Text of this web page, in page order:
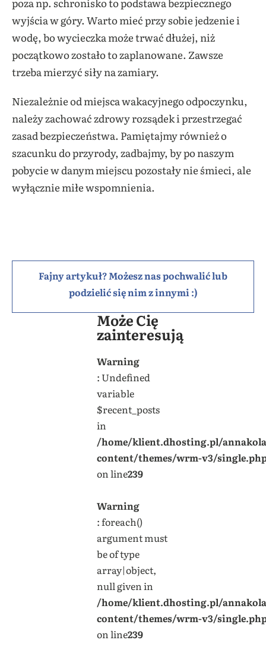
wyjścia w góry. Warto mieć przy sobie jedzenie i
wodę, bo wycieczka może trwać dłużej, niż
początkowo zostało to zaplanowane. Zawsze
trzeba mierzyć siły na zamiary.
Niezależnie od miejsca wakacyjnego odpoczynku,
należy zachować zdrowy rozsądek i przestrzegać
zasad bezpieczeństwa. Pamiętajmy również o
szacunku do przyrody, zadbajmy, by po naszym
pobycie w danym miejscu pozostały nie śmieci, ale
wyłącznie miłe wspomnienia.
Fajny artykuł? Możesz nas pochwalić lub
podzielić się nim z innymi :)
Może Cię
zainteresują
Warning
: Undefined
variable
$recent_posts
in
/home/klient.dhosting.pl/
content/themes/wrm-v3/
on line239
Warning
: foreach()
argument must
be of type
array|object,
null given in
/home/klient.dhosting.pl/
content/themes/wrm-v3/
on line239